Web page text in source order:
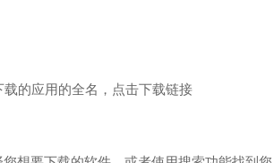
的应用的全名，点击下载链接